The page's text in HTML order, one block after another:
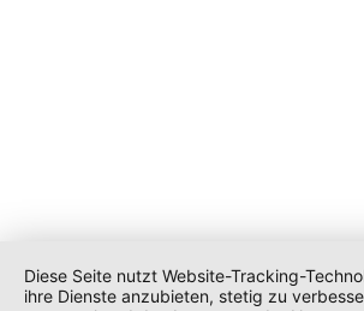
Diese Seite nutzt Website-Tracking-
ihre Dienste anzubieten, stetig zu